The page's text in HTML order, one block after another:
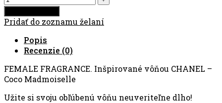
Pridať do zoznamu želaní
Popis
Recenzie (0)
FEMALE FRAGRANCE. Inšpirované vôňou CHANEL –
Coco Madmoiselle
Užite si svoju obľúbenú vôňu neuveriteľne dlho!